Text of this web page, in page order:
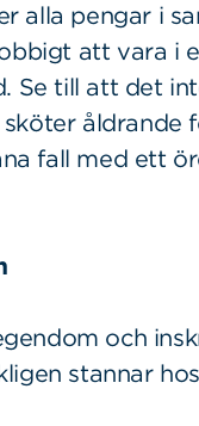
alla pengar i
att vara i
Se till att det
åldrande
fall med ett
och
stannar